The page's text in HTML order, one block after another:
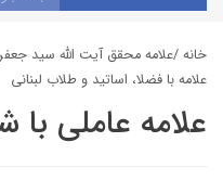
خانه /علامه محقق آیت الله سید
علامه با فضلا، اساتید و طلاب لبنانی
علامه عاملي